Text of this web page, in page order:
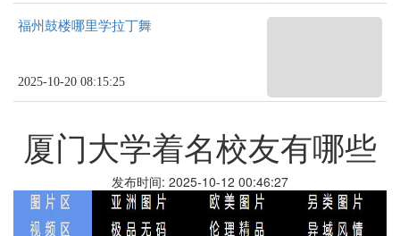
福州鼓楼哪里学拉丁舞
2025-10-20 08:15:25
厦门大学着名校友有哪些
发布时间: 2025-10-12 00:46:27